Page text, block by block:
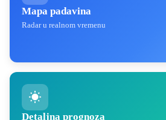
Mapa padavina
Radar u realnom vremenu
Detaljna prognoza